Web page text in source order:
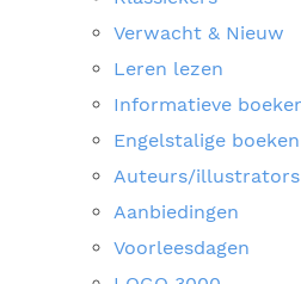
Verwacht & Nieuw
Leren lezen
Informatieve
Engelstalige boeken
Auteurs/
Aanbiedingen
Voorleesdagen